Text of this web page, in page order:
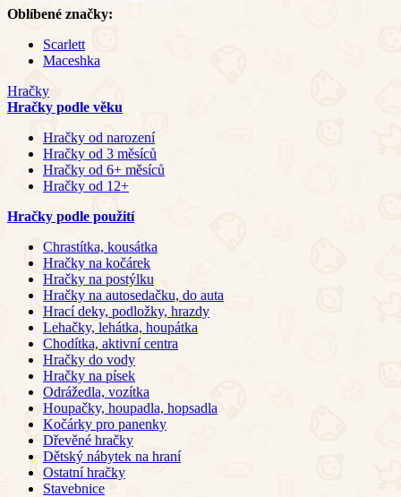
Oblíbené značky:
Scarlett
Maceshka
Hračky
Hračky podle věku
Hračky od narození
Hračky od 3 měsíců
Hračky od 6+ měsíců
Hračky od 12+
Hračky podle použití
Chrastítka, kousátka
Hračky na kočárek
Hračky na postýlku
Hračky na autosedačku, do auta
Hrací deky, podložky, hrazdy
Lehačky, lehátka, houpátka
Chodítka, aktivní centra
Hračky do vody
Hračky na písek
Odrážedla, vozítka
Houpačky, houpadla, hopsadla
Kočárky pro panenky
Dřevěné hračky
Dětský nábytek na hraní
Ostatní hračky
Stavebnice